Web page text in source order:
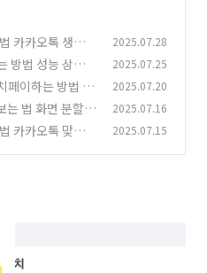
카카오톡 생일
2025.07.28
방법 성능 상태
2025.07.25
페이하는 방법 카
2025.07.20
는 법 화면 분할
2025.07.16
카카오톡 맞춤법
2025.07.15